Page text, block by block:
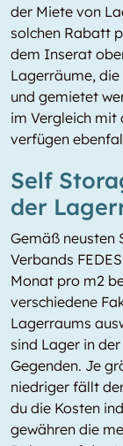
der Miete von
solchen Rabatt
dem Inserat
Lagerräume,
und gemietet
im Vergleich mit
verfügen
Self
der
Gemäß neusten
Verbands
Monat pro m2
verschiedene
Lagerraums
sind Lager in
Gegenden. Je
niedriger fällt
du die Kosten
gewähren die